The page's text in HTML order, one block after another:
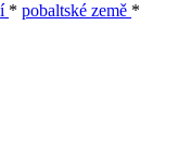
* pobaltské země *